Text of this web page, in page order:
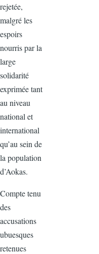
rejetée,
malgré les
espoirs
nourris par la
large
solidarité
exprimée tant
au niveau
national et
international
qu’au sein de
la population
d’Aokas.
Compte tenu
des
accusations
ubuesques
retenues